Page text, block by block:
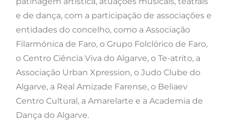
e de dança, com a participação de associações e
entidades do concelho, como a Associação
Filarmónica de Faro, o Grupo Folclórico de Faro,
o Centro Ciência Viva do Algarve, o Te-atrito, a
Associação Urban Xpression, o Judo Clube do
Algarve, a Real Amizade Farense, o Beliaev
Centro Cultural, a Amarelarte e a Academia de
Dança do Algarve.